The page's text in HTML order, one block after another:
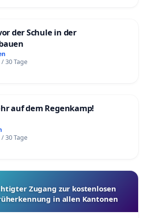
der Schule in der
30 Tage
auf dem Regenkamp!
30 Tage
Zugang zur kostenlosen
in allen Kantonen